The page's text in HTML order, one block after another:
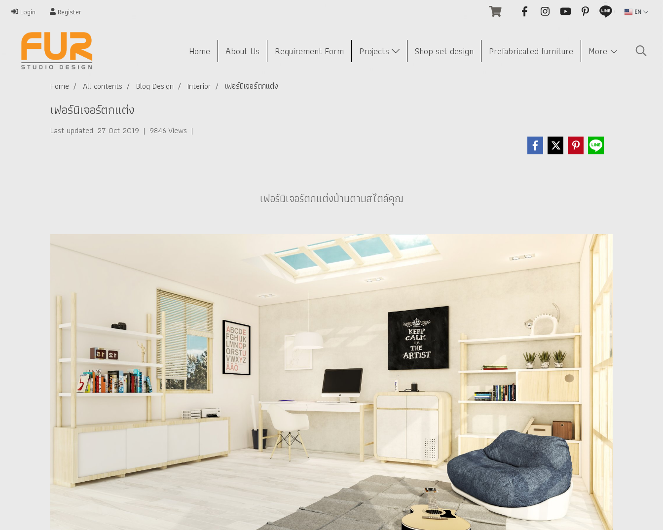
Login Register EN
Home About Us Requirement Form Projects Shop set design Prefabricated furniture More
Home All contents Blog Design Interior เฟอร์นิเจอร์ตกแต่ง
เฟอร์นิเจอร์ตกแต่ง
Last updated: 27 Oct 2019 | 9846 Views |
เฟอร์นิเจอร์ตกแต่งบ้านตามสไตล์คุณ